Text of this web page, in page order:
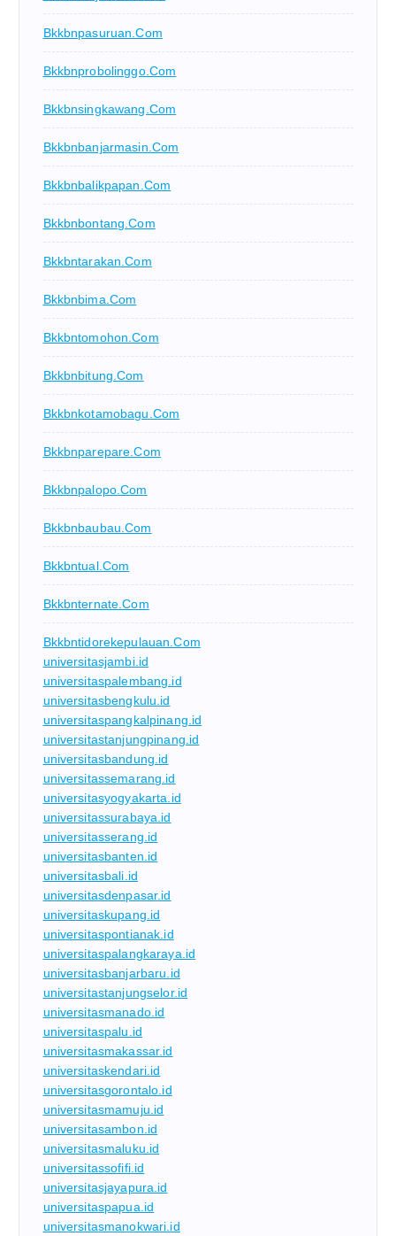
Bkkbnpasuruan.com
Bkkbnprobolinggo.com
Bkkbnsingkawang.com
Bkkbnbanjarmasin.com
Bkkbnbalikpapan.com
Bkkbnbontang.com
Bkkbntarakan.com
Bkkbnbima.com
Bkkbntomohon.com
Bkkbnbitung.com
Bkkbnkotamobagu.com
Bkkbnparepare.com
Bkkbnpalopo.com
Bkkbnbaubau.com
Bkkbntual.com
Bkkbnternate.com
Bkkbntidorekepulauan.com
universitasjambi.id
universitaspalembang.id
universitasbengkulu.id
universitaspangkalpinang.id
universitastanjungpinang.id
universitasbandung.id
universitassemarang.id
universitasyogyakarta.id
universitassurabaya.id
universitasserang.id
universitasbanten.id
universitasbali.id
universitasdenpasar.id
universitaskupang.id
universitaspontianak.id
universitaspalangkaraya.id
universitasbanjarbaru.id
universitastanjungselor.id
universitasmanado.id
universitaspalu.id
universitasmakassar.id
universitaskendari.id
universitasgorontalo.id
universitasmamuju.id
universitasambon.id
universitasmaluku.id
universitassofifi.id
universitasjayapura.id
universitaspapua.id
universitasmanokwari.id